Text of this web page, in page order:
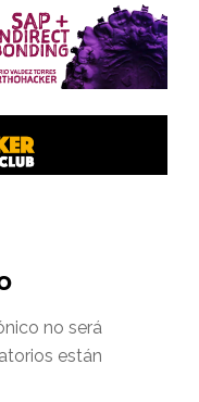
no será
están